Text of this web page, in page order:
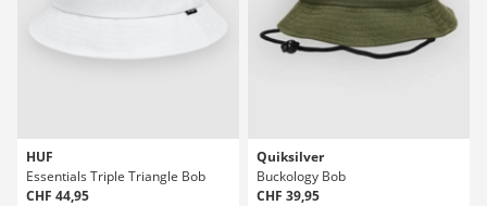
HUF
Essentials Triple Triangle Bob
CHF 44,95
Quiksilver
Buckology Bob
CHF 39,95